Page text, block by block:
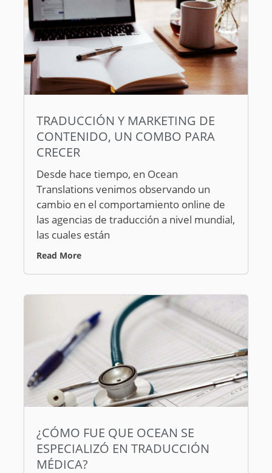
TRADUCCIÓN Y MARKETING DE
CONTENIDO, UN COMBO PARA
CRECER
Desde hace tiempo, en Ocean
Translations venimos observando un
cambio en el comportamiento online de
las agencias de traducción a nivel mundial,
las cuales están
Read More
¿CÓMO FUE QUE OCEAN SE
ESPECIALIZÓ EN TRADUCCIÓN
MÉDICA?